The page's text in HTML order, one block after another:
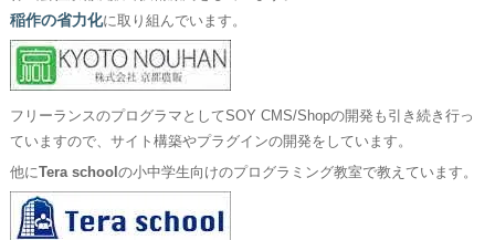
稲作の省力化に取り組んでいます。
フリーランスのプログラマとしてSOY CMS/Shopの開発も引き続き行っ
ていますので、サイト構築やプラグインの開発をしています。
他にTera school の小中学生向けのプログラミング教室で教えています。